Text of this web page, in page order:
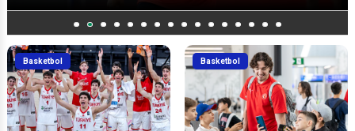
1 2 3 4 5 6 7 9 101112131415T
Basketbol Basketbol